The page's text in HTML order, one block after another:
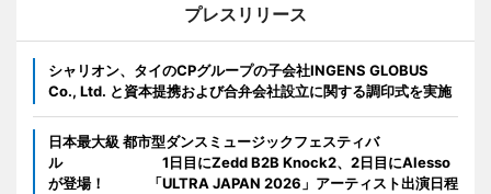
プレスリリース
シャリオン、タイのCPグループの子会社INGENS GLOBUS
Co., Ltd. と資本提携および合弁会社設立に関する調印式を実施
日本最大級 都市型ダンスミュージックフェスティバ
ル 1日目にZedd B2B Knock2、2日目にAlesso
が登場！ 「ULTRA JAPAN 2026」アーティスト出演日程